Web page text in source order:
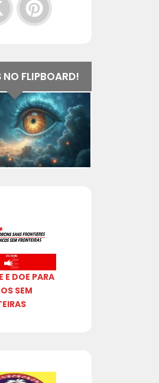
FLIPBOARD!
E DOE PARA
SEM